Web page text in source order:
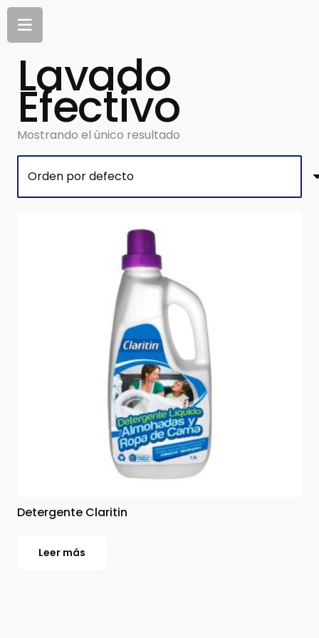
Lavado
Efectivo
Mostrando el único resultado
Detergente Claritin
Leer más